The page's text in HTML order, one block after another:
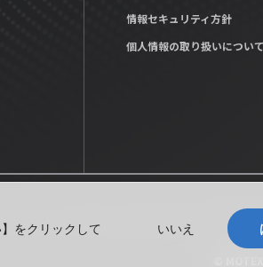
情報セキュリティ方針
個人情報の取り扱いについて
をクリックして いいえ